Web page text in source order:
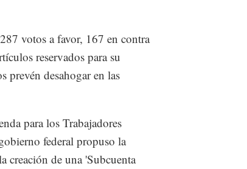
votos a favor, 167 en contra
reservados para su
prevén desahogar en las
para los Trabajadores
federal propuso la
creación de una 'Subcuenta